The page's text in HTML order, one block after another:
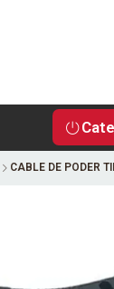
CABLE DE PODER